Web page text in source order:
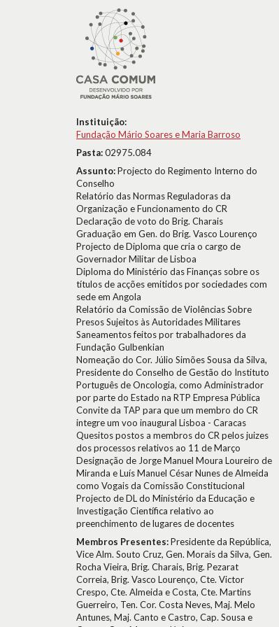
Instituição:
Fundação Mário Soares e Maria Barroso
Pasta:02975.084
Assunto:Projecto do Regimento Interno do
Conselho
Relatório das Normas Reguladoras da
Organização e Funcionamento do CR
Declaração de voto do Brig. Charais
Graduação em Gen. do Brig. Vasco Lourenço
Projecto de Diploma que cria o cargo de
Governador Militar de Lisboa
Diploma do Ministério das Finanças sobre os
títulos de acções emitidos por sociedades com
sede em Angola
Relatório da Comissão de Violências Sobre
Presos Sujeitos às Autoridades Militares
Saneamentos feitos por trabalhadores da
Fundação Gulbenkian
Nomeação do Cor. Júlio Simões Sousa da Silva,
Presidente do Conselho de Gestão do Instituto
Português de Oncologia, como Administrador
por parte do Estado na RTP Empresa Pública
Convite da TAP para que um membro do CR
integre um voo inaugural Lisboa - Caracas
Quesitos postos a membros do CR pelos juizes
dos processos relativos ao 11 de Março
Designação de Jorge Manuel Moura Loureiro de
Miranda e Luís Manuel César Nunes de Almeida
como Vogais da Comissão Constitucional
Projecto de DL do Ministério da Educação e
Investigação Científica relativo ao
preenchimento de lugares de docentes
Membros Presentes:Presidente da República,
Vice Alm. Souto Cruz, Gen. Morais da Silva, Gen.
Rocha Vieira, Brig. Charais, Brig. Pezarat
Correia, Brig. Vasco Lourenço, Cte. Victor
Crespo, Cte. Almeida e Costa, Cte. Martins
Guerreiro, Ten. Cor. Costa Neves, Maj. Melo
Antunes, Maj. Canto e Castro, Cap. Sousa e